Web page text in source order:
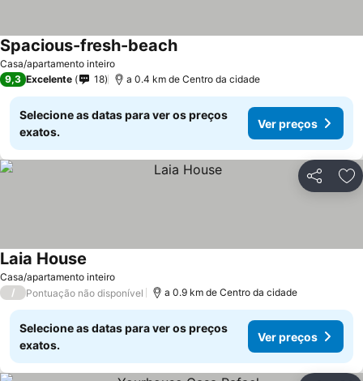
Casa/apartamento inteiro
Spacious-fresh-beachVer preços
9,3 Excelente 18 a 0.4 km de Centro da cidade
Selecione as datas para ver os preços
exatos.
Ver preços
Partilhar
Casa/apartamento inteiro
Laia House
/ Pontuação não disponível a 0.9 km de Centro da cidade
Selecione as datas para ver os preços
exatos.
Ver preços